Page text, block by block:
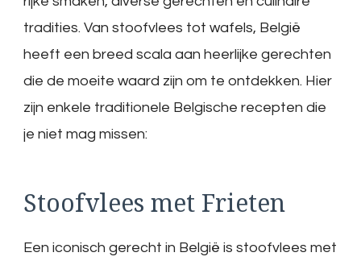
tradities. Van stoofvlees tot wafels, België
heeft een breed scala aan heerlijke gerechten
die de moeite waard zijn om te ontdekken. Hier
zijn enkele traditionele Belgische recepten die
je niet mag missen:
Stoofvlees met Frieten
Een iconisch gerecht in België is stoofvlees met